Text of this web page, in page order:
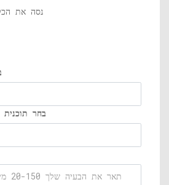
נסה את
בחר